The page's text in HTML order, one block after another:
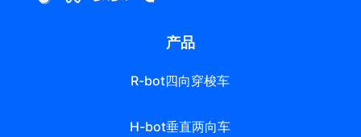
产品
R-bot四向穿梭车
H-bot垂直两向车